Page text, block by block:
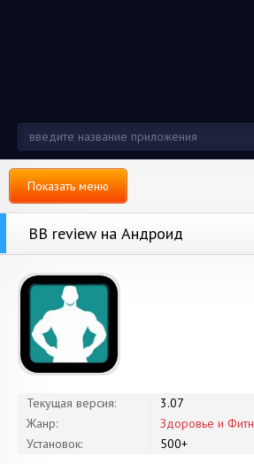
Показать меню
BB review на Андроид
Текущая версия:
3.07
Жанр:
Здоровье и
Установок:
500+